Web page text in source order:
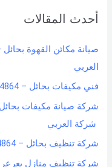
c
f
o
r
:
أحدث المقالات
العربي
فني مكيفات بحائل – 0551154864 اتصل بنا – شركة العربي
شركة العربي
شركة تنظيف بحائل – 0551154864 اتصل بنا – شركة العربي
شركة تنظيف منازل بعرعر